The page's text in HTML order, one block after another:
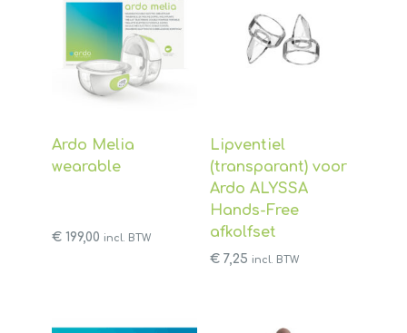
Ardo Melia
wearable
€199,00 incl. BTW
Lipventiel
(transparant) voor
Ardo ALYSSA
Hands-Free
afkolfset
€7,25 incl. BTW